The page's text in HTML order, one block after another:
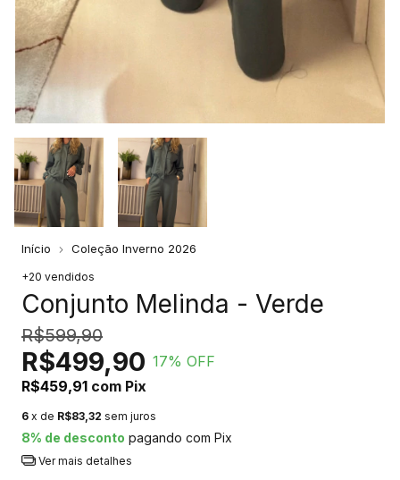
Início Coleção Inverno 2026
+20 vendidos
Conjunto Melinda - Verde
R$599,90
R$499,90 17% OFF
R$459,91 com Pix
6 x de R$83,32 sem juros
8% de desconto pagando com Pix
Ver mais detalhes